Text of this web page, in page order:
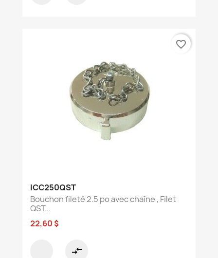
ICC250QST
Bouchon fileté 2.5 po avec chaîne , Filet
QST...
22,60 $
compare_arrows
favorite_border